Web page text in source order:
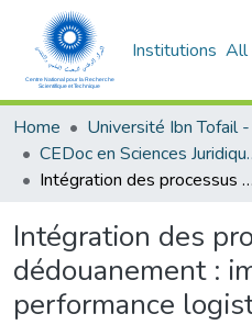
Institutions All
Home
CEDoc en Sciences
Intégration des processus de dédouanement : impact sur la performance logistique
Intégration des
dédouanement :
performance